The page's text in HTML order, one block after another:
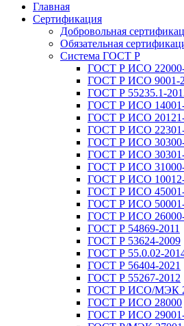
Главная
Сертификация
Добровольная
Обязательная
Система ГОСТ Р
ГОСТ Р ИСО
ГОСТ Р ИСО 9001-
ГОСТ Р 55235.1-
ГОСТ Р ИСО
ГОСТ Р ИСО 20121-
ГОСТ Р ИСО 22301-
ГОСТ Р ИСО
ГОСТ Р ИСО
ГОСТ Р ИСО
ГОСТ Р ИСО
ГОСТ Р ИСО
ГОСТ Р ИСО
ГОСТ Р ИСО 26000-
ГОСТ Р 54869-2011
ГОСТ Р 53624-2009
ГОСТ Р 55.0.02-
ГОСТ Р 56404-2021
ГОСТ Р 55267-2012
ГОСТ Р ИСО/МЭК
ГОСТ Р ИСО 28000
ГОСТ Р ИСО